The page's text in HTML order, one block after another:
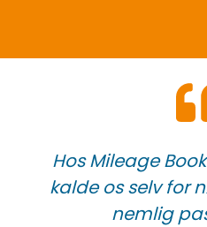
Hos Mileage
kalde os selv for
nemlig